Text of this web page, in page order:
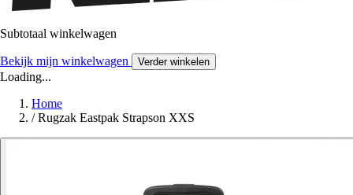
Subtotaal winkelwagen
Bekijk mijn winkelwagen Verder winkelen
Loading...
Home
/ Rugzak Eastpak Strapson XXS